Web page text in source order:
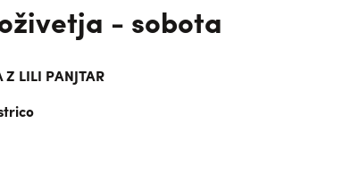
- sobota
Z LILI PANJTAR